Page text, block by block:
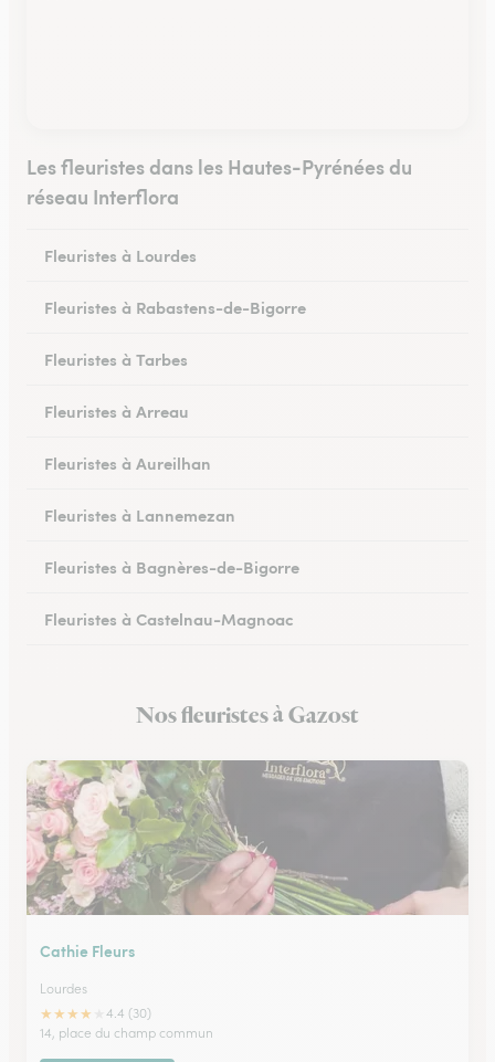
Les fleuristes dans les Hautes-Pyrénées du
réseau Interflora
Fleuristes à Lourdes
Fleuristes à Rabastens-de-Bigorre
Fleuristes à Tarbes
Fleuristes à Arreau
Fleuristes à Aureilhan
Fleuristes à Lannemezan
Fleuristes à Bagnères-de-Bigorre
Fleuristes à Castelnau-Magnoac
Nos fleuristes à Gazost
Cathie Fleurs
Lourdes
★★★★
4.4 (30)
14, place du champ commun